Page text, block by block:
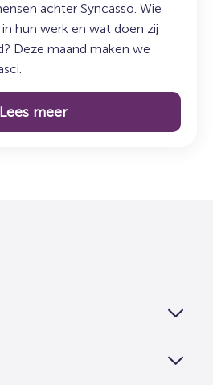
achter Syncasso. Wie
hun werk en wat doen zij
Deze maand maken we
Lees meer